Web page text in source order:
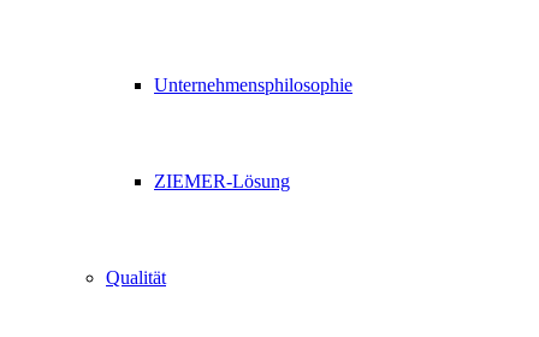
Unternehmensphilosophie
ZIEMER-Lösung
Qualität